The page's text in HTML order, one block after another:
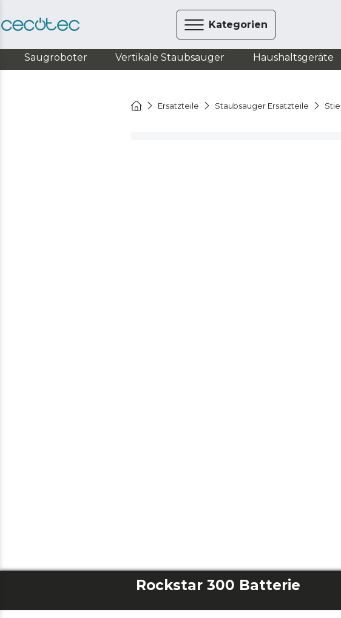
Kategorien
Saugroboter Vertikale Staubsauger Haushaltsgeräte
Ersatzteile Staubsauger Ersatzteile
Rockstar 300 Batterie